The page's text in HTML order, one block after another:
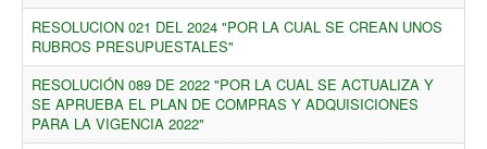
RESOLUCION 021 DEL 2024 "POR LA CUAL SE CREAN UNOS
RUBROS PRESUPUESTALES"
RESOLUCIÓN 089 DE 2022 "POR LA CUAL SE ACTUALIZA Y
SE APRUEBA EL PLAN DE COMPRAS Y ADQUISICIONES
PARA LA VIGENCIA 2022"